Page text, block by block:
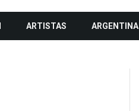
ARTISTAS ARGENTINA